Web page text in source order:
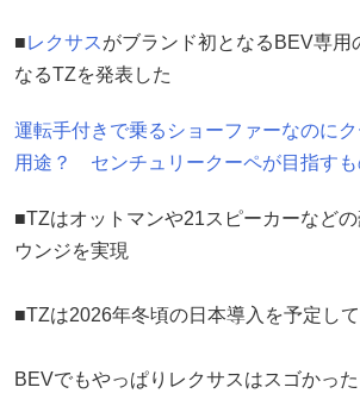
■レクサス がブランド初となるBEV専用
なるTZを発表した
運転手付きで乗るショーファーなのに
用途？ センチュリークーペが目指すも
■TZはオットマンや21スピーカーなど
ウンジを実現
■TZは2026年冬頃の日本導入を予定し
BEVでもやっぱりレクサスはスゴかった